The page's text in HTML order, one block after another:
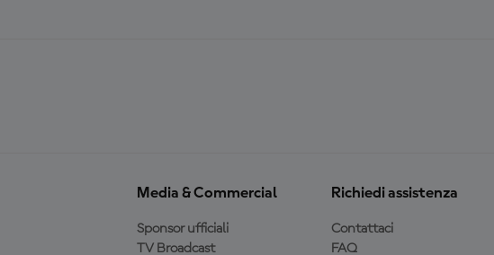
Media & Commercial
Sponsor ufficiali
TV Broadcast
Richiedi assistenza
Contattaci
FAQ